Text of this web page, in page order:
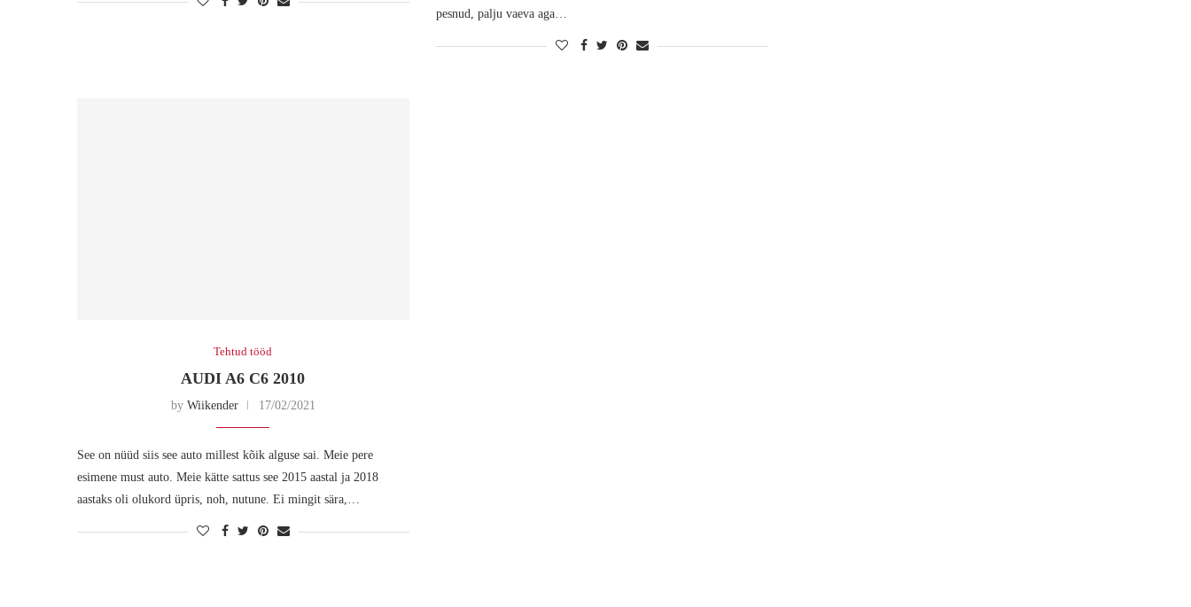
pesnud, palju vaeva aga…
Tehtud tööd
AUDI A6 C6 2010
by Wiikender 17/02/2021
See on nüüd siis see auto millest kõik alguse sai. Meie pere
esimene must auto. Meie kätte sattus see 2015 aastal ja 2018
aastaks oli olukord üpris, noh, nutune. Ei mingit sära,…